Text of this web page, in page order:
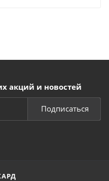
акций и новостей
Подписаться